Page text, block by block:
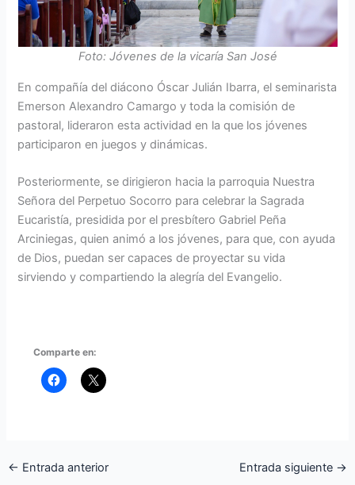
Foto: Jóvenes de la vicaría San José
En compañía del diácono Óscar Julián Ibarra, el seminarista
Emerson Alexandro Camargo y toda la comisión de
pastoral, lideraron esta actividad en la que los jóvenes
participaron en juegos y dinámicas.
Posteriormente, se dirigieron hacia la parroquia Nuestra
Señora del Perpetuo Socorro para celebrar la Sagrada
Eucaristía, presidida por el presbítero Gabriel Peña
Arciniegas, quien animó a los jóvenes, para que, con ayuda
de Dios, puedan ser capaces de proyectar su vida
sirviendo y compartiendo la alegría del Evangelio.
Comparte en:
← Entrada anterior Entrada siguiente →